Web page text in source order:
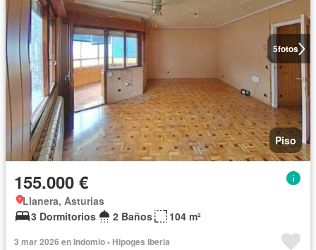
5fotos
Piso
155.000 €
Llanera, Asturias
3 Dormitorios
2 Baños 104 m²
3 mar 2026 en Indomio - Hipoges Iberia